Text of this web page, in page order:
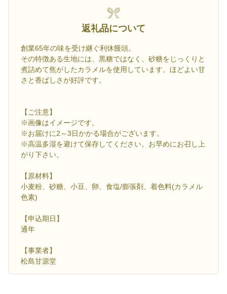
返礼品について
創業65年の味を受け継ぐ利休饅頭。
その特徴ある生地には、黒糖ではなく、砂糖をじっくりと
煮詰めて焦がしたカラメルを使用しています。ほどよい甘
さと香ばしさが好評です。
【ご注意】
※画像はイメージです。
※お届けに2～3日かかる場合がございます。
※高温多湿を避けて保存してください。お早めにお召し上
がり下さい。
【原材料】
小麦粉、砂糖、小豆、卵、食塩/膨張剤、着色料(カラメル
色素)
【申込期日】
通年
【事業者】
松島甘源堂